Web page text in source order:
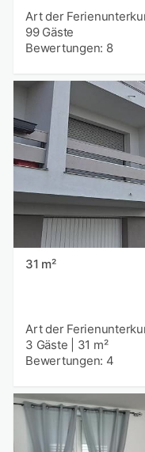
Art der
99 Gäste
Bewertungen: 8
31 m²
Art der
3 Gäste
31 m²
Bewertungen: 4